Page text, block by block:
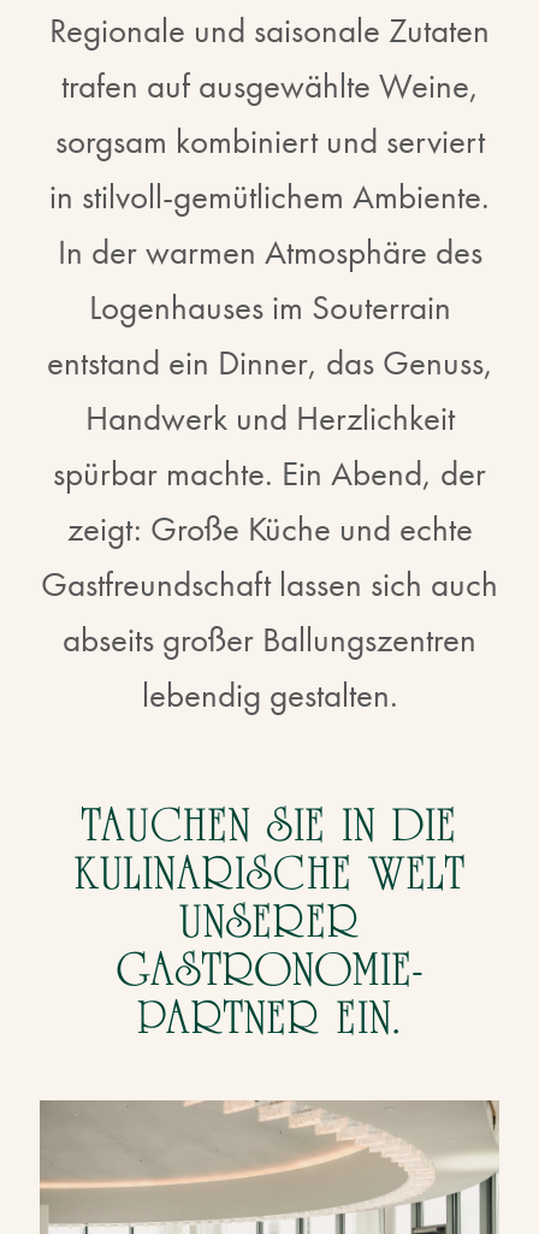
Regionale und saisonale Zutaten
trafen auf ausgewählte Weine,
sorgsam kombiniert und serviert
in stilvoll-gemütlichem Ambiente.
In der warmen Atmosphäre des
Logenhauses im Souterrain
entstand ein Dinner, das Genuss,
Handwerk und Herzlichkeit
spürbar machte. Ein Abend, der
zeigt: Große Küche und echte
Gastfreundschaft lassen sich auch
abseits großer Ballungszentren
lebendig gestalten.
TAUCHEN SIE IN DIE
KULINARISCHE WELT
UNSERER
GASTRONOMIE-
PARTNER EIN.